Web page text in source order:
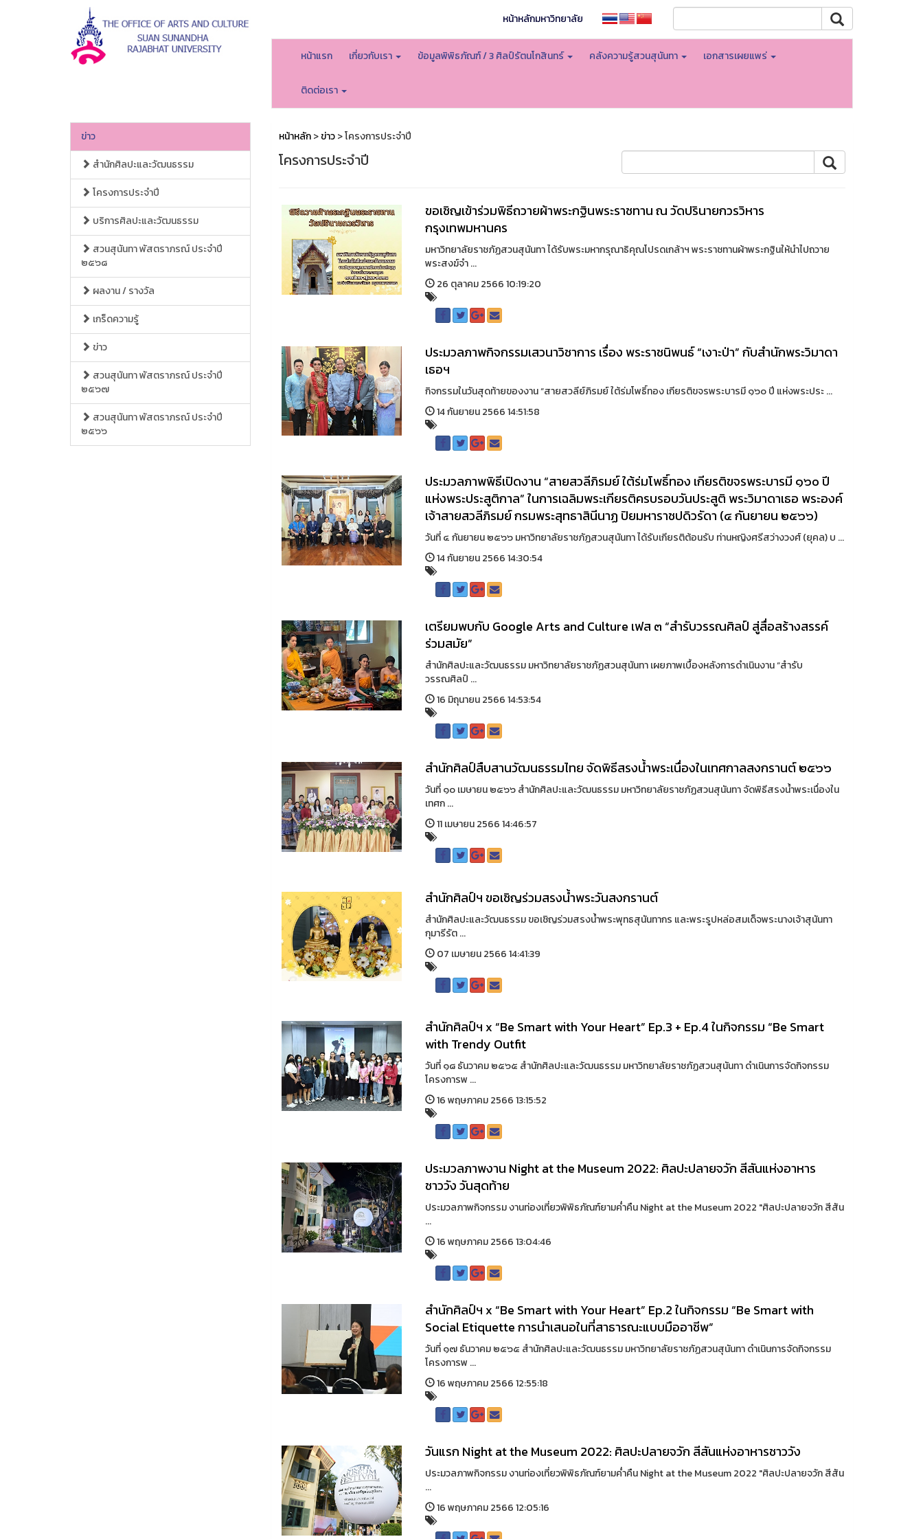
หน้าหลักมหาวิทยาลัย
หน้าแรก เกี่ยวกับเรา ข้อมูลพิพิธภัณฑ์ / 3 ศิลป์รัตนโกสินทร์ คลังความรู้สวนสุนันทา เอกสารเผยแพร่
ติดต่อเรา
ข่าว
สำนักศิลปะและวัฒนธรรม
โครงการประจำปี
บริการศิลปะและวัฒนธรรม
สวนสุนันทา พัสตราภรณ์ ประจำปี
๒๕๖๘
ผลงาน / รางวัล
เกร็ดความรู้
ข่าว
สวนสุนันทา พัสตราภรณ์ ประจำปี
๒๕๖๗
สวนสุนันทา พัสตราภรณ์ ประจำปี
๒๕๖๖
หน้าหลัก>ข่าว> โครงการประจำปี
โครงการประจำปี
ขอเชิญเข้าร่วมพิธีถวายผ้าพระกฐินพระราชทาน ณ วัดปรินายกวรวิหาร
กรุงเทพมหานคร
มหาวิทยาลัยราชภัฏสวนสุนันทา ได้รับพระมหากรุณาธิคุณโปรดเกล้าฯ พระราชทานผ้าพระกฐินให้นำไปถวาย
พระสงฆ์จำ ...
26 ตุลาคม 2566 10:19:20
ประมวลภาพกิจกรรมเสวนาวิชาการ เรื่อง พระราชนิพนธ์ “เงาะป่า” กับสำนักพระวิมาดา
เธอฯ
กิจกรรมในวันสุดท้ายของงาน “สายสวลีย์ภิรมย์ ใต้ร่มโพธิ์ทอง เกียรติขจรพระบารมี ๑๖๐ ปี แห่งพระประ ...
14 กันยายน 2566 14:51:58
ประมวลภาพพิธีเปิดงาน “สายสวลีภิรมย์ ใต้ร่มโพธิ์ทอง เกียรติขจรพระบารมี ๑๖๐ ปี
แห่งพระประสูติกาล” ในการเฉลิมพระเกียรติครบรอบวันประสูติ พระวิมาดาเธอ พระองค์
เจ้าสายสวลีภิรมย์ กรมพระสุทธาสินีนาฏ ปิยมหาราชปดิวรัดา (๔ กันยายน ๒๕๖๖)
วันที่ ๔ กันยายน ๒๕๖๖ มหาวิทยาลัยราชภัฏสวนสุนันทา ได้รับเกียรติต้อนรับ ท่านหญิงศรีสว่างวงศ์ (ยุคล) บ ...
14 กันยายน 2566 14:30:54
เตรียมพบกับ Google Arts and Culture เฟส ๓ “สำรับวรรณศิลป์ สู่สื่อสร้างสรรค์
ร่วมสมัย”
สำนักศิลปะและวัฒนธรรม มหาวิทยาลัยราชภัฏสวนสุนันทา เผยภาพเบื้องหลังการดำเนินงาน “สำรับ
วรรณศิลป์ ...
16 มิถุนายน 2566 14:53:54
สำนักศิลป์สืบสานวัฒนธรรมไทย จัดพิธีสรงน้ำพระเนื่องในเทศกาลสงกรานต์ ๒๕๖๖
วันที่ ๑๐ เมษายน ๒๕๖๖ สำนักศิลปะและวัฒนธรรม มหาวิทยาลัยราชภัฏสวนสุนันทา จัดพิธีสรงน้ำพระเนื่องใน
เทศก ...
11 เมษายน 2566 14:46:57
สำนักศิลป์ฯ ขอเชิญร่วมสรงน้ำพระวันสงกรานต์
สำนักศิลปะและวัฒนธรรม ขอเชิญร่วมสรงน้ำพระพุทธสุนันทากร และพระรูปหล่อสมเด็จพระนางเจ้าสุนันทา
กุมารีรัต ...
07 เมษายน 2566 14:41:39
สำนักศิลป์ฯ x “Be Smart with Your Heart” Ep.3 + Ep.4 ในกิจกรรม “Be Smart
with Trendy Outfit
วันที่ ๑๘ ธันวาคม ๒๕๖๕ สำนักศิลปะและวัฒนธรรม มหาวิทยาลัยราชภัฏสวนสุนันทา ดำเนินการจัดกิจกรรม
โครงการพ ...
16 พฤษภาคม 2566 13:15:52
ประมวลภาพงาน Night at the Museum 2022: ศิลปะปลายจวัก สีสันแห่งอาหาร
ชาววัง วันสุดท้าย
ประมวลภาพกิจกรรม งานท่องเที่ยวพิพิธภัณฑ์ยามค่ำคืน Night at the Museum 2022 "ศิลปะปลายจวัก สีสัน
...
16 พฤษภาคม 2566 13:04:46
สำนักศิลป์ฯ x “Be Smart with Your Heart” Ep.2 ในกิจกรรม “Be Smart with
Social Etiquette การนำเสนอในที่สาธารณะแบบมืออาชีพ”
วันที่ ๑๗ ธันวาคม ๒๕๖๕ สำนักศิลปะและวัฒนธรรม มหาวิทยาลัยราชภัฏสวนสุนันทา ดำเนินการจัดกิจกรรม
โครงการพ ...
16 พฤษภาคม 2566 12:55:18
วันแรก Night at the Museum 2022: ศิลปะปลายจวัก สีสันแห่งอาหารชาววัง
ประมวลภาพกิจกรรม งานท่องเที่ยวพิพิธภัณฑ์ยามค่ำคืน Night at the Museum 2022 "ศิลปะปลายจวัก สีสัน
...
16 พฤษภาคม 2566 12:05:16